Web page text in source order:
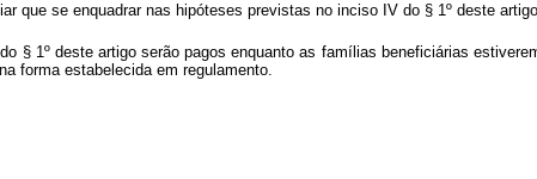
que se enquadrar nas hipóteses previstas no inciso IV do § 1º deste
§ 1º deste artigo serão pagos enquanto as famílias beneficiárias
forma estabelecida em regulamento.